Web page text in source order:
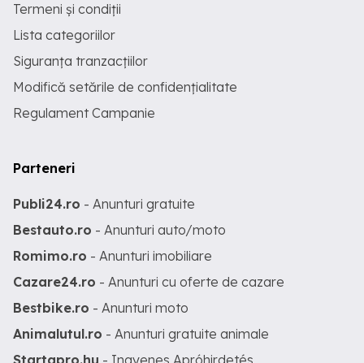
Termeni și condiții
Lista categoriilor
Siguranța tranzacțiilor
Modifică setările de confidențialitate
Regulament Campanie
Parteneri
Publi24.ro - Anunturi gratuite
Bestauto.ro - Anunturi auto/moto
Romimo.ro - Anunturi imobiliare
Cazare24.ro - Anunturi cu oferte de cazare
Bestbike.ro - Anunturi moto
Animalutul.ro - Anunturi gratuite animale
Startapro.hu - Ingyenes Apróhirdetés